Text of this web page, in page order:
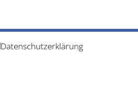
Datenschutzerklärung